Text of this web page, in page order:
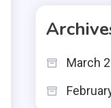
March